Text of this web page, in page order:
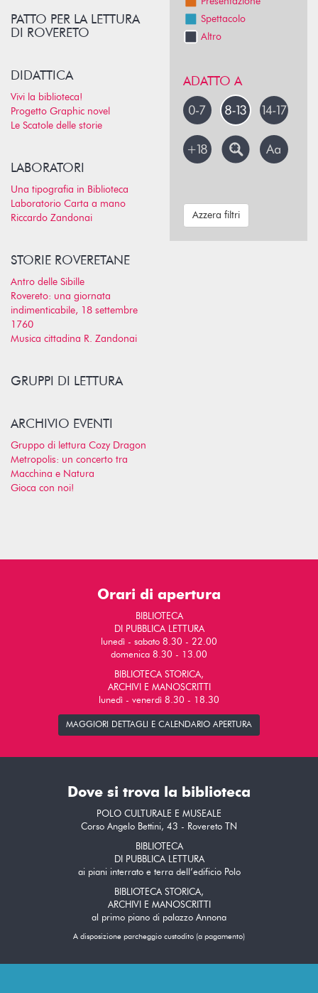
PATTO PER LA LETTURA
DI ROVERETO
DIDATTICA
Vivi la biblioteca!
Progetto Graphic novel
Le Scatole delle storie
LABORATORI
Una tipografia in Biblioteca
Laboratorio Carta a mano
Riccardo Zandonai
STORIE ROVERETANE
Antro delle Sibille
Rovereto: una giornata
indimenticabile, 18 settembre
1760
Musica cittadina R. Zandonai
GRUPPI DI LETTURA
ARCHIVIO EVENTI
Gruppo di lettura Cozy Dragon
Metropolis: un concerto tra
Macchina e Natura
Gioca con noi!
Spettacolo
Altro
ADATTO A
Azzera filtri
Orari di apertura
BIBLIOTECA
DI PUBBLICA LETTURA
lunedì - sabato 8.30 - 22.00
domenica 8.30 - 13.00
BIBLIOTECA STORICA,
ARCHIVI E MANOSCRITTI
lunedì - venerdì 8.30 - 18.30
MAGGIORI DETTAGLI E CALENDARIO APERTURA
Dove si trova la biblioteca
POLO CULTURALE E MUSEALE
Corso Angelo Bettini, 43 - Rovereto TN
BIBLIOTECA
DI PUBBLICA LETTURA
ai piani interrato e terra dell’edificio Polo
BIBLIOTECA STORICA,
ARCHIVI E MANOSCRITTI
al primo piano di palazzo Annona
A disposizione parcheggio custodito (a pagamento)